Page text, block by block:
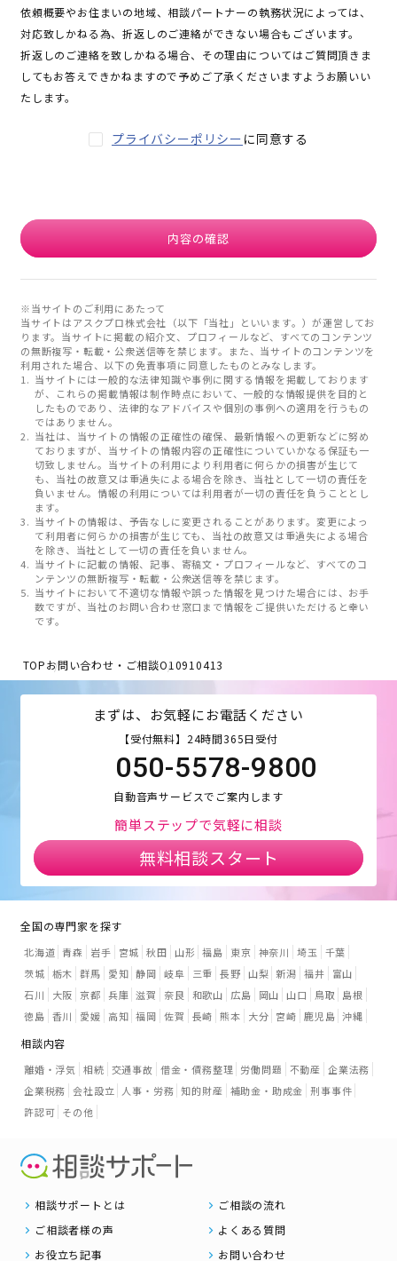
依頼概要やお住まいの地域、相談パートナーの執務状況によっては、
対応致しかねる為、折返しのご連絡ができない場合もございます。
折返しのご連絡を致しかねる場合、その理由についてはご質問頂きま
してもお答えできかねますので予めご了承くださいますようお願いい
たします。
プライバシーポリシー に同意する
内容の確認
※当サイトのご利用にあたって
当サイトはアスクプロ株式会社（以下「当社」といいます。）が運営してお
ります。当サイトに掲載の紹介文、プロフィールなど、すべてのコンテンツ
の無断複写・転載・公衆送信等を禁じます。また、当サイトのコンテンツを
利用された場合、以下の免責事項に同意したものとみなします。
当サイトには一般的な法律知識や事例に関する情報を掲載しております
が、これらの掲載情報は制作時点において、一般的な情報提供を目的と
したものであり、法律的なアドバイスや個別の事例への適用を行うもの
ではありません。
当社は、当サイトの情報の正確性の確保、最新情報への更新などに努め
ておりますが、当サイトの情報内容の正確性についていかなる保証も一
切致しません。当サイトの利用により利用者に何らかの損害が生じて
も、当社の故意又は重過失による場合を除き、当社として一切の責任を
負いません。情報の利用については利用者が一切の責任を負うこととし
ます。
当サイトの情報は、予告なしに変更されることがあります。変更によっ
て利用者に何らかの損害が生じても、当社の故意又は重過失による場合
を除き、当社として一切の責任を負いません。
当サイトに記載の情報、記事、寄稿文・プロフィールなど、すべてのコ
ンテンツの無断複写・転載・公衆送信等を禁じます。
当サイトにおいて不適切な情報や誤った情報を見つけた場合には、お手
数ですが、当社のお問い合わせ窓口まで情報をご提供いただけると幸い
です。
TOPお問い合わせ・ご相談O10910413
まずは、お気軽にお電話ください
【受付無料】24時間365日受付
050-5578-9800
自動音声サービスでご案内します
簡単ステップで気軽に相談
無料相談スタート
全国の専門家を探す
北海道 青森 岩手 宮城 秋田 山形 福島 東京 神奈川 埼玉
千葉
茨城 栃木 群馬 愛知 静岡 岐阜 三重 長野 山梨 新潟 福井
富山
石川
大阪 京都 兵庫 滋賀 奈良 和歌山 広島 岡山 山口 鳥取
島根
徳島 香川 愛媛 高知 福岡 佐賀 長崎 熊本 大分 宮崎 鹿児島 沖縄
相談内容
離婚・浮気 相続 交通事故 借金・債務整理 労働問題 不動産 企業法務
企業税務 会社設立 人事・労務 知的財産 補助金・助成金 刑事事件
許認可 その他
相談サポートとは
ご相談の流れ
ご相談者様の声
よくある質問
お役立ち記事
お問い合わせ